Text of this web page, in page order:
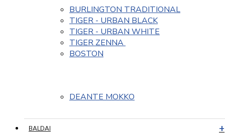
BURLINGTON TRADITIONAL
TIGER - URBAN BLACK
TIGER - URBAN WHITE
TIGER ZENNA
BOSTON
DEANTE MOKKO
BALDAI